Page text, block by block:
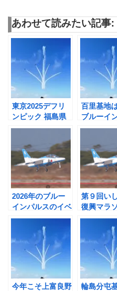
あわせて読みたい記事:
東京2025デフリ
ンピック 福島県
楢葉町ブルーイン
百里基地
ブルーイ
のアクロ
2026年のブルー
インパルスのイベ
ントスケジュール
が分かる！
第９回い
復興マラ
山学院大
ーインパ
今年こそ上富良野
輪島分屯